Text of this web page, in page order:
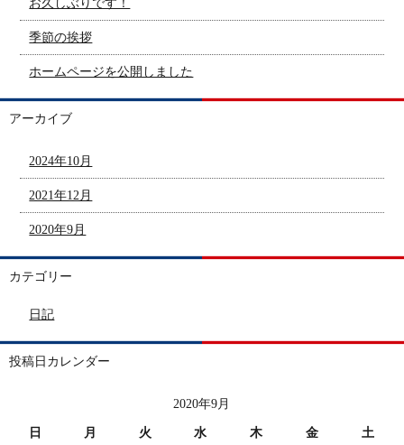
お久しぶりです！
季節の挨拶
ホームページを公開しました
アーカイブ
2024年10月
2021年12月
2020年9月
カテゴリー
日記
投稿日カレンダー
2020年9月
日 月 火 水 木 金 土